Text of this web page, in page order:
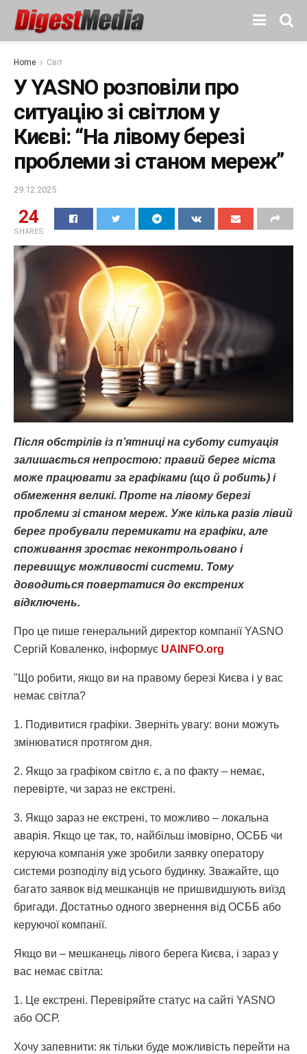
Home Світ
У YASNO розповіли про
ситуацію зі світлом у
Києві: “На лівому березі
проблеми зі станом мереж”
29.12.2025
24
SHARES
Після обстрілів із п’ятниці на суботу ситуація
залишається непростою: правий берег міста
може працювати за графіками (що й робить) і
обмеження великі. Проте на лівому березі
проблеми зі станом мереж. Уже кілька разів лівий
берег пробували перемикати на графіки, але
споживання зростає неконтрольовано і
перевищує можливості системи. Тому
доводиться повертатися до екстрених
відключень.
Про це пише генеральний директор компанії YASNO
Сергій Коваленко, інформує UAINFO.org
"Що робити, якщо ви на правому березі Києва і у вас
немає світла?
1. Подивитися графіки. Зверніть увагу: вони можуть
змінюватися протягом дня.
2. Якщо за графіком світло є, а по факту – немає,
перевірте, чи зараз не екстрені.
3. Якщо зараз не екстрені, то можливо – локальна
аварія. Якщо це так, то, найбільш імовірно, ОСББ чи
керуюча компанія уже зробили заявку оператору
системи розподілу від усього будинку. Зважайте, що
багато заявок від мешканців не пришвидшують виїзд
бригади. Достатньо одного звернення від ОСББ або
керуючої компанії.
Якщо ви – мешканець лівого берега Києва, і зараз у
вас немає світла:
1. Це екстрені. Перевіряйте статус на сайті YASNO
або ОСР.
Хочу запевнити: як тільки буде можливість перейти на